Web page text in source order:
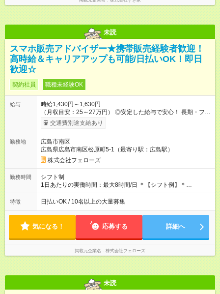
未読
スマホ販売アドバイザー★携帯販売経験者歓迎！
高時給＆キャリアアップも可能/日払いOK！即日
歓迎☆
契約社員 職種未経験OK
給与
時給1,430円～1,630円
（月収目安：25～27万円） ◎安定した給与で安心！ 長期・フル
タイムで勤務いただける方にお越しいただきたいと思っていま
す。シフトが削られることはないので、安定した給与が入りま
たいという人もいると思います。このあたりは柔軟に対応する
ので、お気軽にご相談ください！ ※2ヶ月の試用期間がありま
す。その間の給与・待遇に変更はありません。 【試用期間】試
用期間あり 試用期間の長さ：2ヶ月 雇用形態、給与は本採用時
と同じです。
交通費別途支給あり
勤務地
広島市南区
広島県広島市南区松原町5-1（最寄り駅：広島駅）
株式会社フェローズ
勤務時間
シフト制
1日あたりの実働時間：最大8時間/日 ＊【シフト例】＊
(1) 10:00～19:00 (2) 11:00～20:00 (3) 12:00～21:00 など ◎
いずれも実働8時間・休憩1時間です。中抜けシフトなどはあり
たい」などあれば相談に応じますのでおっしゃってください！
特徴 日払いOK / 10名以上の大量募集
気になる！ 応募する 詳細へ
掲載元企業名 株式会社フェローズ
未読